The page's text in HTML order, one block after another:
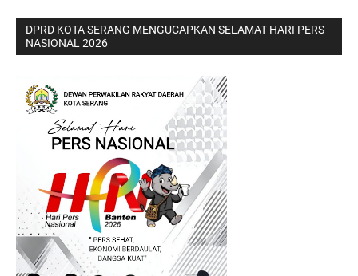
DPRD KOTA SERANG MENGUCAPKAN SELAMAT HARI PERS
NASIONAL 2026